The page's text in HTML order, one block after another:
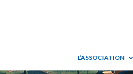
L’ASSOCIATION